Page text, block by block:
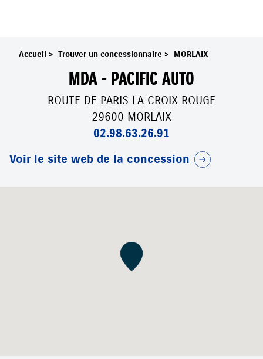
Accueil > Trouver un concessionnaire > MORLAIX
MDA - PACIFIC AUTO
ROUTE DE PARIS LA CROIX ROUGE
29600 MORLAIX
02.98.63.26.91
Voir le site web de la concession